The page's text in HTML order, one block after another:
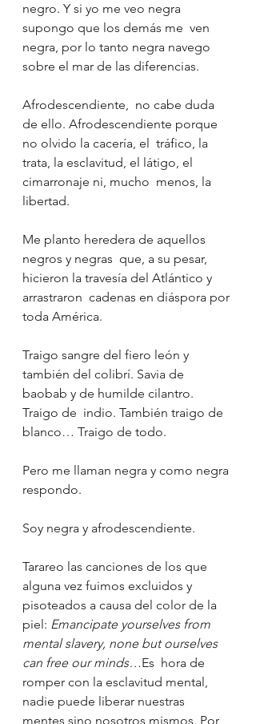
negro. Y si yo me veo negra
supongo que los demás me  ven
negra, por lo tanto negra navego
sobre el mar de las diferencias.
Afrodescendiente,  no cabe duda
de ello. Afrodescendiente porque
no olvido la cacería, el  tráfico, la
trata, la esclavitud, el látigo, el
cimarronaje ni, mucho  menos, la
libertad.
Me planto heredera de aquellos
negros y negras  que, a su pesar,
hicieron la travesía del Atlántico y
arrastraron  cadenas en diáspora por
toda América.
Traigo sangre del fiero león y
también del colibrí. Savia de
baobab y de humilde cilantro.
Traigo de  indio. También traigo de
blanco… Traigo de todo.
Pero me llaman negra y como negra
respondo.
Soy negra y afrodescendiente.
Tarareo las canciones de los que
alguna vez fuimos excluidos y
pisoteados a causa del color de la
piel: Emancipate yourselves from
mental slavery, none but ourselves
can free our minds…Es  hora de
romper con la esclavitud mental,
nadie puede liberar nuestras
mentes sino nosotros mismos. Por